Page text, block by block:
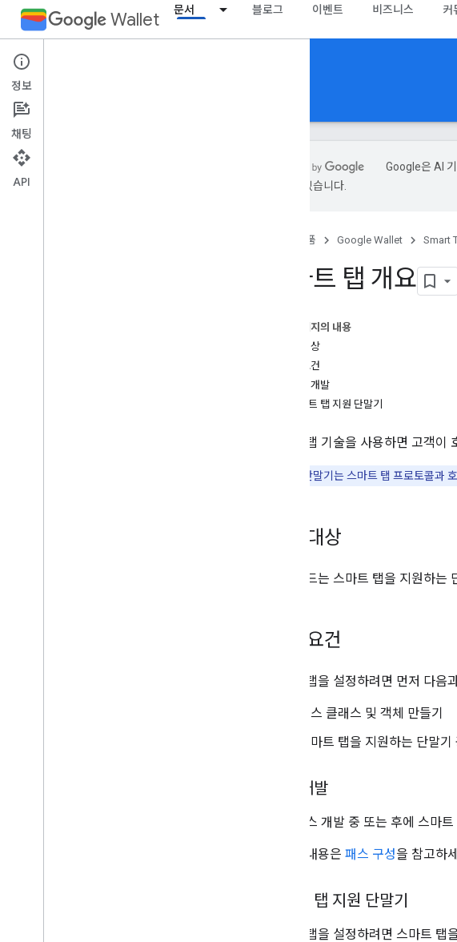
Wallet 문서 블로그 이벤트 비즈니스 커
Smart Tap
홈
Google은 AI
있을 수 있습니다.
제품 Google Wallet Smart
스마트 탭 개요
이 페이지의 내용
주요 대상
기본 요건
패스 개발
스마트 탭 지원 단말기
스마트 탭 기술을 사용하면 고객
NFC 단말기는 스마트 탭 프로토콜과
주요 대상
이 가이드는 스마트 탭을 지원하
기본 요건
스마트 탭을 설정하려면 먼저 다
패스 클래스 및 객체 만들기
스마트 탭을 지원하는 단말
패스 개발
초기 패스 개발 중 또는 후에 스마
자세한 내용은 패스 구성을 참고하
스마트 탭 지원 단말기
스마트 탭을 설정하려면 스마트
정보
채팅
API